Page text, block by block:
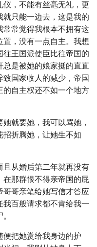
，不能有丝毫无礼，更
只能一边去，这是我的
常常觉得我根本不拥有这
，没有一点自主。我想
王国派使臣比往帝国的
是被她的娘家挺的直直
国家收人的减少，帝国
自主权还不如一个地方
就要她，我可以骂她，
折腾她，让她生不如
从婚后第二年就再没有
那群恨不得亲帝国的屁
哥哥亲笔给她写信才答应
百般请求都不肯给我一
把她赏给我身边的护